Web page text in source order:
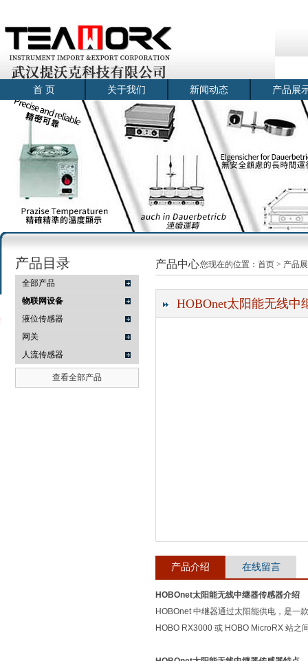
武汉提沃克科技有限公司
首 页 关于我们 新闻动态 产品展
产品目录
全部产品
物联网设备
液位传感器
网关
人流传感器
查看全部产品
产品中心您现在的位置： 首页 > 产品
HOBOnet太阳能无线中
产品介绍 在线留言
HOBOnet太阳能无线中继器传感器介绍
HOBOnet 中继器通过太阳能供电，是一
HOBO RX3000 或 HOBO MicroRX 站之